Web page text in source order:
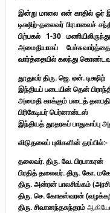
இன்று மாலை என் காதில் ஓர்
டிக்ஷிற்-தலைவர் பிரபாவைச்
பிற்பகல் 1-30
அமைதியாகப்
வார்த்தையில் கலந்து
தூதுவர் திரு. ஜெ. ஏன். டிக்ஷிற்
இந்தியப் படையின் தென்
அமைதி காக்கும் படைத்
பிரிகேடியர் பெர்னான்டஸ்
இந்தியத் தூதரகப் பாதுகாப்பு
விடுதலைப் புலிகளின் தரப்பில்:-
தலைவர். திரு. வே. பிரபாகரன்
பிரதித் தலைவர். திரு. கோ.
திரு. அன்ரன் பாலசிங்கம்
திரு. செ. கோடீஸ்வரன்
திரு. சிவானந்தசுந்தரம்